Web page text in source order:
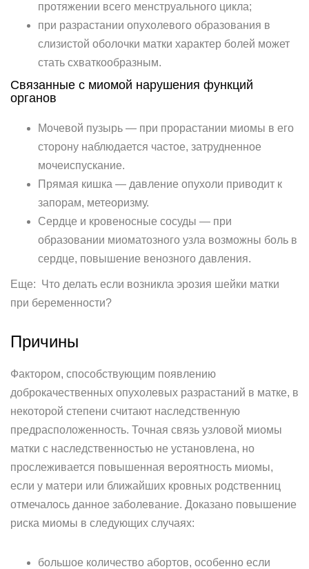
протяжении всего менструального цикла;
при разрастании опухолевого образования в
слизистой оболочки матки характер болей может
стать схваткообразным.
Связанные с миомой нарушения функций
органов
Мочевой пузырь — при прорастании миомы в его
сторону наблюдается частое, затрудненное
мочеиспускание.
Прямая кишка — давление опухоли приводит к
запорам, метеоризму.
Сердце и кровеносные сосуды — при
образовании миоматозного узла возможны боль в
сердце, повышение венозного давления.
Еще: Что делать если возникла эрозия шейки матки
при беременности?
Причины
Фактором, способствующим появлению
доброкачественных опухолевых разрастаний в матке, в
некоторой степени считают наследственную
предрасположенность. Точная связь узловой миомы
матки с наследственностью не установлена, но
прослеживается повышенная вероятность миомы,
если у матери или ближайших кровных родственниц
отмечалось данное заболевание. Доказано повышение
риска миомы в следующих случаях:
большое количество абортов, особенно если